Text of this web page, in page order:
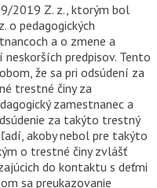
2019 Z. z., ktorým bol
o pedagogických
a o zmene a
predpisov. Tento
že sa pri odsúdení za
trestné činy za
zamestnanec a
za takýto trestný
akoby nebol pre takýto
o trestné činy zvlášť
do kontaktu s deťmi
sa preukazovanie